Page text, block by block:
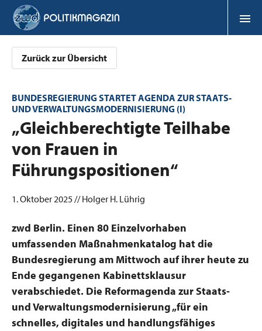
Zurück zur Übersicht
BUNDESREGIERUNG STARTET AGENDA ZUR STAATS-
UND VERWALTUNGSMODERNISIERUNG (I)
„Gleichberechtigte Teilhabe
von Frauen in
Führungspositionen“
1. Oktober 2025 // Holger H. Lührig
zwd Berlin. Einen 80 Einzelvorhaben
umfassenden Maßnahmenkatalog hat die
Bundesregierung am Mittwoch auf ihrer heute zu
Ende gegangenen Kabinettsklausur
verabschiedet. Die Reformagenda zur Staats-
und Verwaltungsmodernisierung „für ein
schnelles, digitales und handlungsfähiges